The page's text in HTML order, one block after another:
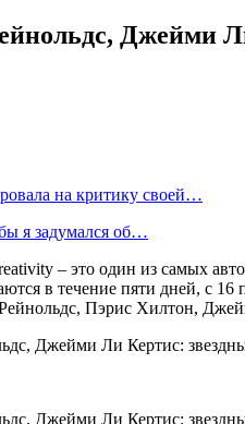
Джейми
на критику своей…
я задумался об…
– это один из самых
в течение пяти дней, с
Рейнольдс, Пэрис Хилтон,